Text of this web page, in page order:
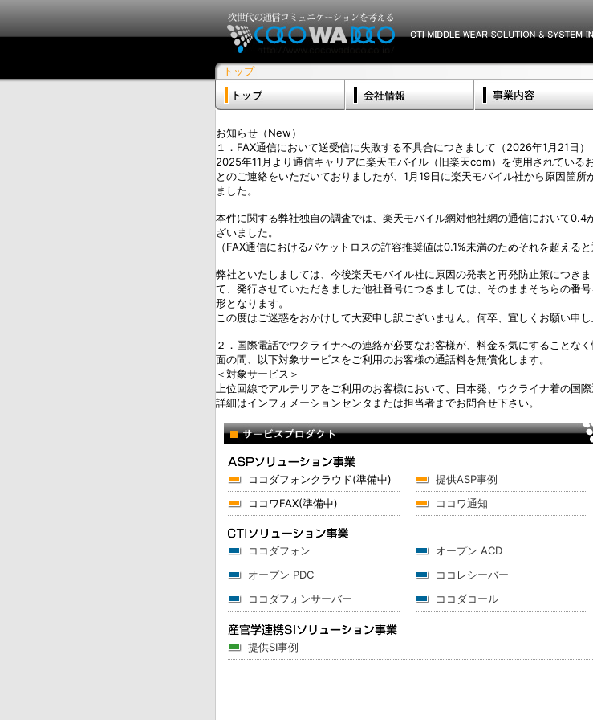
トップ
お知らせ（New）
１．FAX通信において送受信に失敗する不具合につきまして（2026年1月21日）
2025年11月より通信キャリアに楽天モバイル（旧楽天com）を使用されている
とのご連絡をいただいておりましたが、1月19日に楽天モバイル社から原因箇
ました。
本件に関する弊社独自の調査では、楽天モバイル網対他社網の通信において
ざいました。
（FAX通信におけるパケットロスの許容推奨値は0.1%未満のためそれを超えると
弊社といたしましては、今後楽天モバイル社に原因の発表と再発防止策につき
て、発行させていただきました他社番号につきましては、そのままそちらの番
形となります。
この度はご迷惑をおかけして大変申し訳ございません。何卒、宜しくお願い申し
２．国際電話でウクライナへの連絡が必要なお客様が、料金を気にすることな
面の間、以下対象サービスをご利用のお客様の通話料を無償化します。
＜対象サービス＞
上位回線でアルテリアをご利用のお客様において、日本発、ウクライナ着の国際
詳細はインフォメーションセンタまたは担当者までお問合せ下さい。
ココダフォンクラウド(準備中)
提供ASP事例
ココワFAX(準備中)
ココワ通知
ココダフォン
オープン ACD
オープン PDC
ココレシーバー
ココダフォンサーバー
ココダコール
提供SI事例